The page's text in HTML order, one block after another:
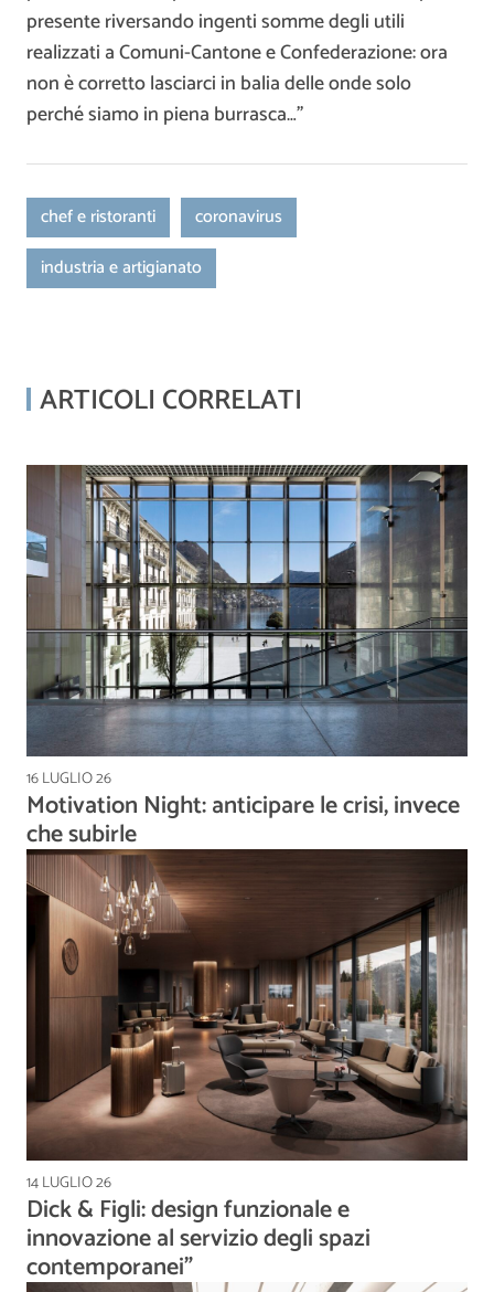
presente riversando ingenti somme degli utili
realizzati a Comuni-Cantone e Confederazione: ora
non è corretto lasciarci in balia delle onde solo
perché siamo in piena burrasca…”
chef e ristoranti
coronavirus
industria e artigianato
ARTICOLI CORRELATI
16 LUGLIO 26
Motivation Night: anticipare le crisi, invece
che subirle
14 LUGLIO 26
Dick & Figli: design funzionale e
innovazione al servizio degli spazi
contemporanei”